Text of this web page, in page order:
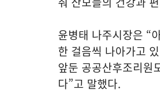
윤병태 나주시장은 “
한 걸음씩 나아가고
앞둔 공공산후조리원
다”고 말했다.